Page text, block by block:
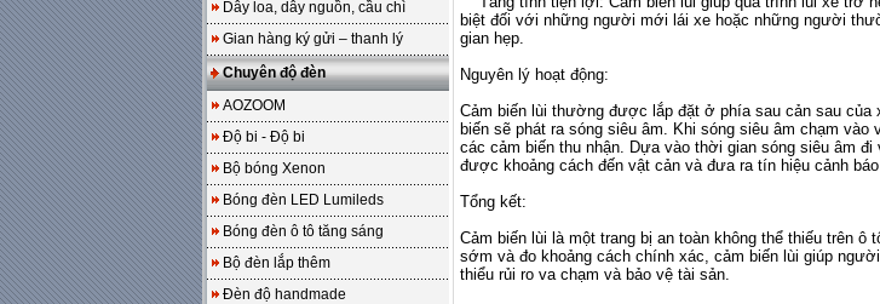
Dây loa, dây nguồn, cầu chì
Gian hàng ký gửi – thanh lý
Chuyên độ đèn
AOZOOM
Độ bi - Độ bi
Bộ bóng Xenon
Bóng đèn LED Lumileds
Bóng đèn ô tô tăng sáng
Bộ đèn lắp thêm
Đèn độ handmade
biệt đối với những người mới lái xe hoặc những người
gian hẹp.
Nguyên lý hoạt động:
Cảm biến lùi thường được lắp đặt ở phía sau cản sau
biến sẽ phát ra sóng siêu âm. Khi sóng siêu âm chạm
các cảm biến thu nhận. Dựa vào thời gian sóng siêu âm
được khoảng cách đến vật cản và đưa ra tín hiệu cảnh
Tổng kết:
Cảm biến lùi là một trang bị an toàn không thể thiếu trên ô
sớm và đo khoảng cách chính xác, cảm biến lùi giúp
thiểu rủi ro va chạm và bảo vệ tài sản.